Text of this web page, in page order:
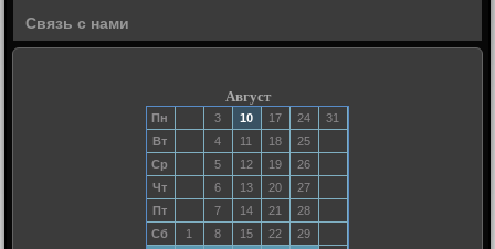
Связь с нами
Август
Пн 3 10 17 24
31
Вт
4 11 18
25
Ср
5 12 19
26
Чт
6 13 20
27
Пт
7 14 21
28
Сб
1 8 15 22
29